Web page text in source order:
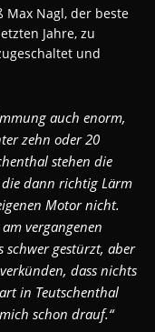
Max Nagl, der beste
Jahre, zu
und
auch enorm,
zehn oder 20
stehen die
dann richtig Lärm
Motor nicht.
vergangenen
schwer gestürzt, aber
dass nichts
in Teutschenthal
schon drauf.“